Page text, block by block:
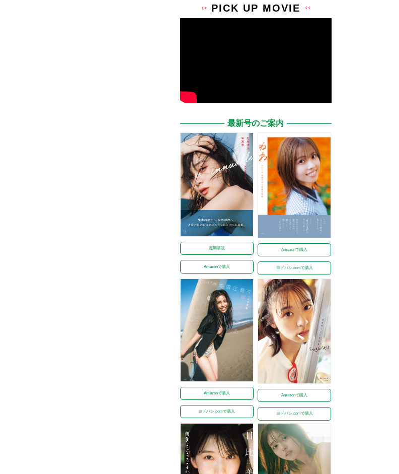
PICK UP MOVIE
最新号のご案内
定期購読
Amazonで購入
Amazonで購入
ヨドバシ.comで購入
Amazonで購入
ヨドバシ.comで購入
Amazonで購入
ヨドバシ.comで購入